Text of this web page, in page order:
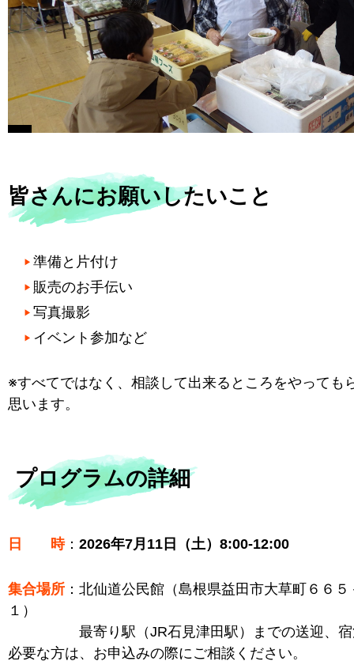
皆さんにお願いしたいこと
準備と片付け
販売のお手伝い
写真撮影
イベント参加など
※すべてではなく、相談して出来るところをやっても
思います。
プログラムの詳細
日 時： 2026年7月11日（土）8:00-12:00
集合場所 ：北仙道公民館（島根県益田市大草町６６５
１）
最寄り駅（JR石見津田駅）までの送迎、宿
必要な方は、お申込みの際にご相談ください。